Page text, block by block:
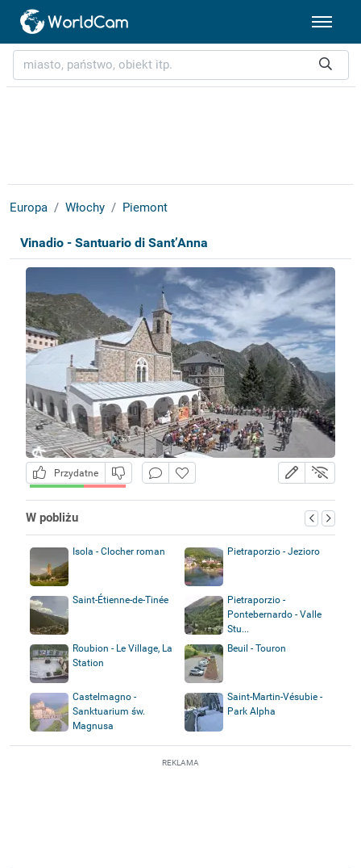
Europa Włochy Piemont
Vinadio - Santuario di Sant’Anna
Przydatne
W pobliżu
Isola - Clocher roman Pietraporzio - Jezioro
Saint-Étienne-de-Tinée
Pietraporzio -
Pontebernardo - Valle
Stu...
Roubion - Le Village, La
Station
Beuil - Touron
Castelmagno -
Sanktuarium św.
Magnusa
Saint-Martin-Vésubie -
Park Alpha
REKLAMA